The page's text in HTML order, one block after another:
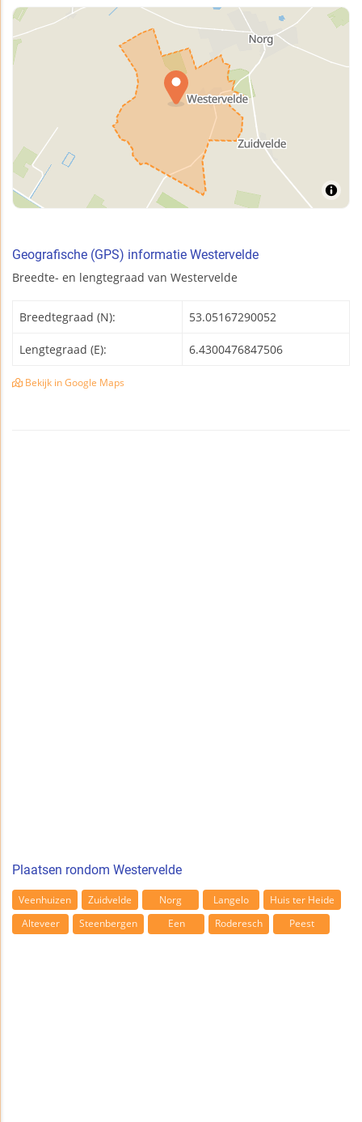
Geografische (GPS) informatie Westervelde
Breedte- en lengtegraad van Westervelde
Breedtegraad (N): 53.05167290052
Lengtegraad (E): 6.4300476847506
Bekijk in Google Maps
Plaatsen rondom Westervelde
Veenhuizen Zuidvelde Norg Langelo
Huis ter Heide
Alteveer
Steenbergen Een Roderesch Peest